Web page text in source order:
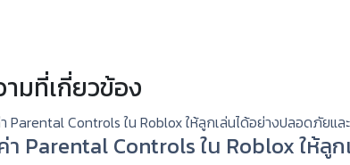
มที่เกี่ยวข้อง
Parental Controls ใน Roblox ให้ลู